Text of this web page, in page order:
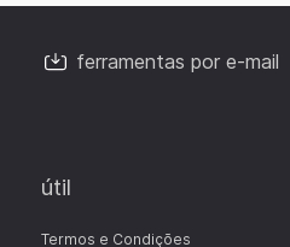
ferramentas por e-mail
útil
Termos e Condições